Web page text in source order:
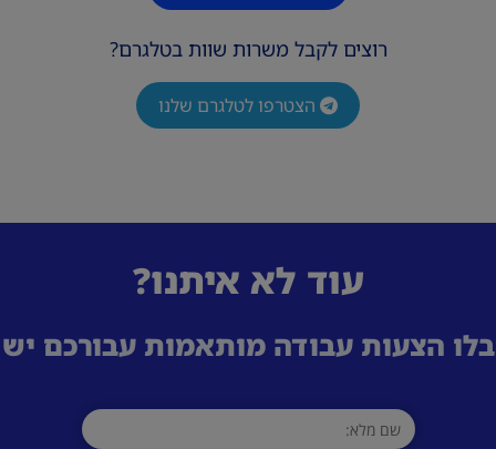
רוצים לקבל משרות שוות בטלגרם?
הצטרפו לטלגרם שלנו
עוד לא איתנו?
הצעות עבודה מותאמות עבורכם